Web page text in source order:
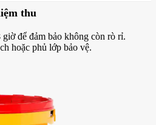
thu
để đảm bảo không còn rò rỉ.
hoặc phủ lớp bảo vệ.